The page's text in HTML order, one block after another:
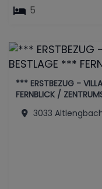
5
*** ERSTBEZUG -
FERNBLICK /
3033